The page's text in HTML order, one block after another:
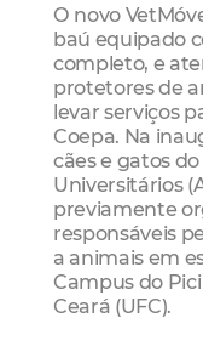
O novo
baú equipado
completo, e
protetores de
levar serviços
Coepa. Na
cães e gatos
Universitários
previamente
responsáveis
a animais em
Campus do
Ceará (UFC).